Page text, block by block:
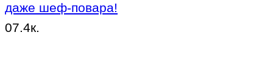
даже шеф-повара!
07.4к.